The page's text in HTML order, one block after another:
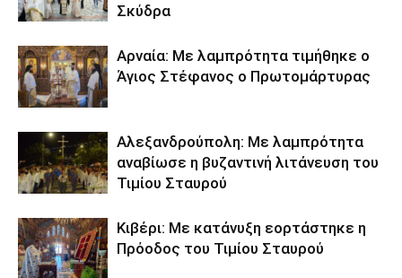
Σκύδρα
Αρναία: Με λαμπρότητα τιμήθηκε ο
Άγιος Στέφανος ο Πρωτομάρτυρας
Αλεξανδρούπολη: Με λαμπρότητα
αναβίωσε η βυζαντινή λιτάνευση του
Τιμίου Σταυρού
Κιβέρι: Με κατάνυξη εορτάστηκε η
Πρόοδος του Τιμίου Σταυρού